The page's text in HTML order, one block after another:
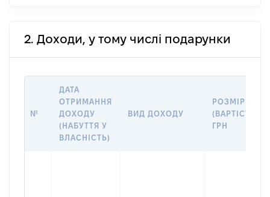
2. Доходи, у тому числі подарунки
№
ДАТА
ОТРИМАННЯ
ДОХОДУ
(НАБУТТЯ У
ВЛАСНІСТЬ)
ВИД ДОХОДУ
РОЗМІР
(ВАРТІСТЬ),
ГРН